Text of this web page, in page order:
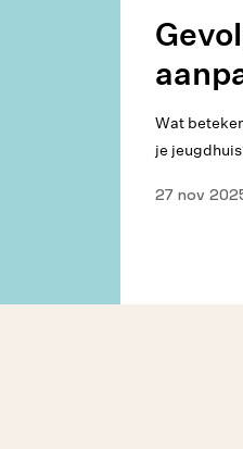
Wat
je
27 nov